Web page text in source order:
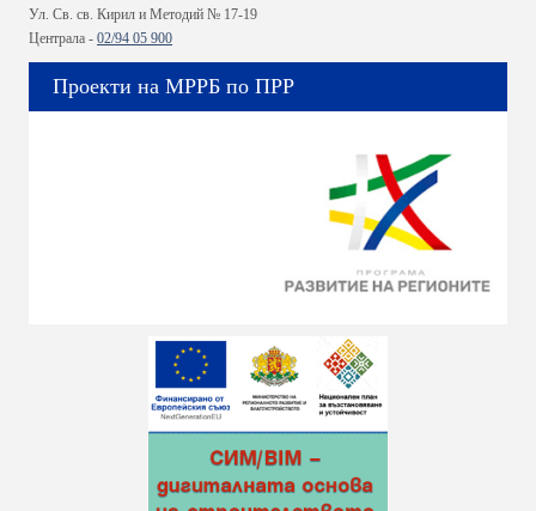
Ул. Св. св. Кирил и Методий № 17-19
Централа - 02/94 05 900
Проекти на МРРБ по ПРР